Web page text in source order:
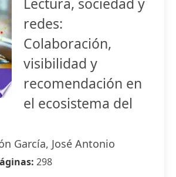
redes:
Colaboración,
visibilidad y
recomendación en
el ecosistema del
García, José Antonio
298